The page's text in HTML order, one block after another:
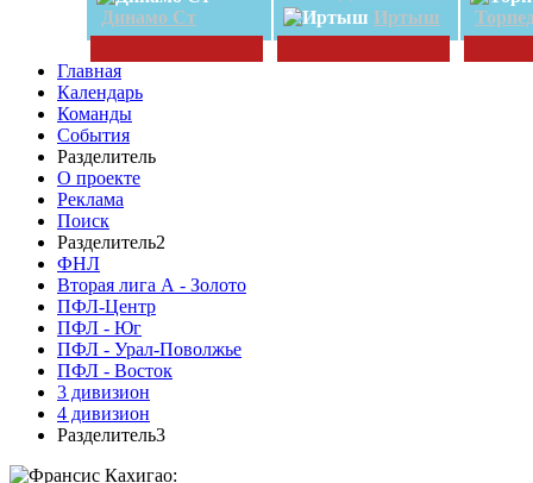
Динамо Ст
Иртыш
Главная
Календарь
Команды
События
Разделитель
О проекте
Реклама
Поиск
Разделитель2
ФНЛ
Вторая лига А - Золото
ПФЛ-Центр
ПФЛ - Юг
ПФЛ - Урал-Поволжье
ПФЛ - Восток
3 дивизион
4 дивизион
Разделитель3